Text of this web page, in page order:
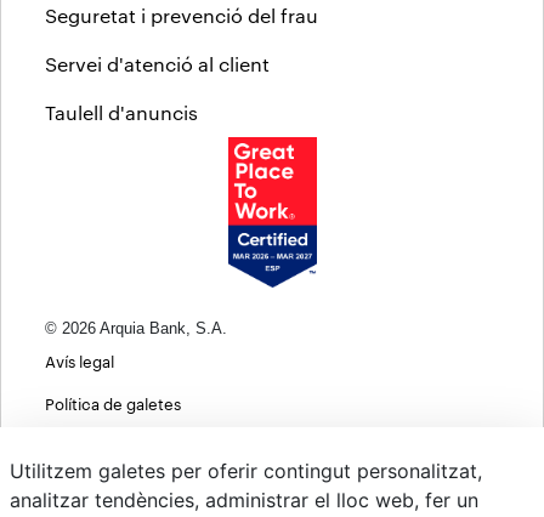
Seguretat i prevenció del frau
Servei d'atenció al client
Taulell d'anuncis
© 2026 Arquia Bank, S.A.
Avís legal
Política de galetes
Política de privacitat web
Utilitzem galetes per oferir contingut personalitzat,
analitzar tendències, administrar el lloc web, fer un